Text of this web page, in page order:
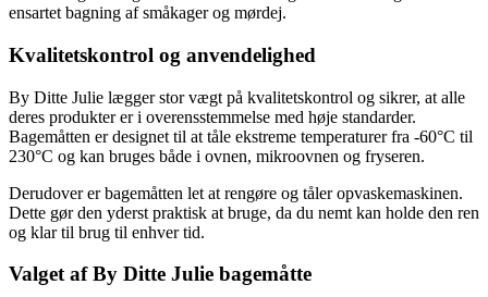
ensartet bagning af småkager og mørdej.
Kvalitetskontrol og anvendelighed
By Ditte Julie lægger stor vægt på kvalitetskontrol og sikrer, at alle
deres produkter er i overensstemmelse med høje standarder.
Bagemåtten er designet til at tåle ekstreme temperaturer fra -60°C til
230°C og kan bruges både i ovnen, mikroovnen og fryseren.
Derudover er bagemåtten let at rengøre og tåler opvaskemaskinen.
Dette gør den yderst praktisk at bruge, da du nemt kan holde den ren
og klar til brug til enhver tid.
Valget af By Ditte Julie bagemåtte